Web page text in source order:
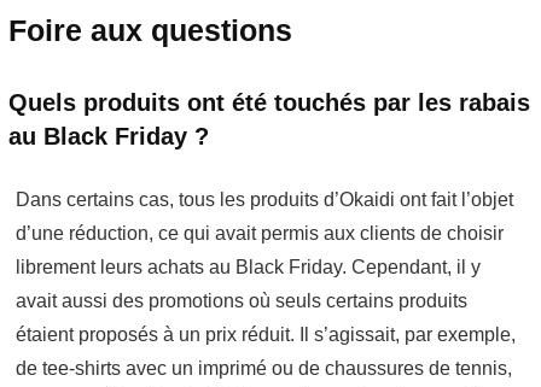
Foire aux questions
Quels produits ont été touchés par les rabais
au Black Friday ?
Dans certains cas, tous les produits d’Okaidi ont fait l’objet
d’une réduction, ce qui avait permis aux clients de choisir
librement leurs achats au Black Friday. Cependant, il y
avait aussi des promotions où seuls certains produits
étaient proposés à un prix réduit. Il s’agissait, par exemple,
de tee-shirts avec un imprimé ou de chaussures de tennis,